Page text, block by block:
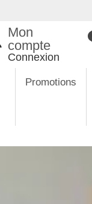
Mon
compte
Connexion
Promotions